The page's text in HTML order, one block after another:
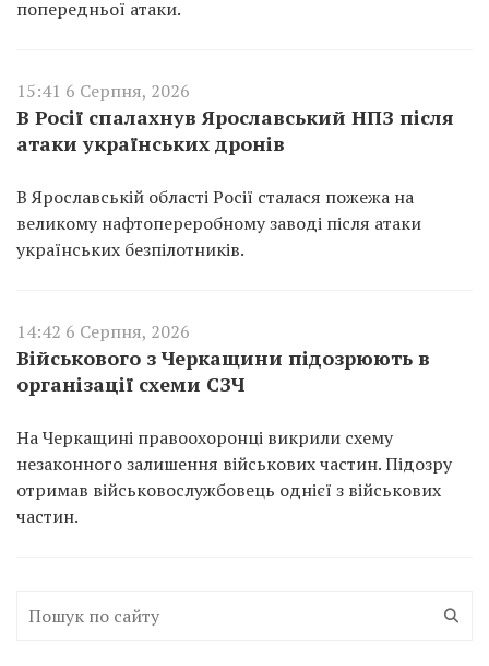
попередньої атаки.
15:41 6 Серпня, 2026
В Росії спалахнув Ярославський НПЗ після
атаки українських дронів
В Ярославській області Росії сталася пожежа на
великому нафтопереробному заводі після атаки
українських безпілотників.
14:42 6 Серпня, 2026
Військового з Черкащини підозрюють в
організації схеми СЗЧ
На Черкащині правоохоронці викрили схему
незаконного залишення військових частин. Підозру
отримав військовослужбовець однієї з військових
частин.